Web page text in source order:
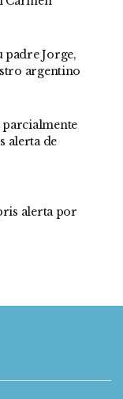
padre Jorge,
argentino
parcialmente
alerta de
alerta por